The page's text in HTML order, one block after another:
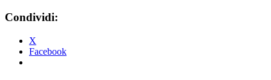
Condividi:
X
Facebook